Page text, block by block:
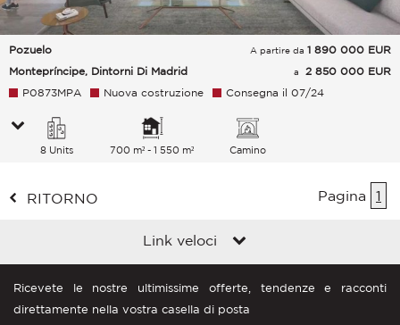
Pozuelo
Montepríncipe, Dintorni Di Madrid
A partire da 1 890 000 EUR
a
2 850 000 EUR
P0873MPA
Nuova costruzione Consegna il 07/24
8 Units 700 m² - 1 550 m² Camino
RITORNO Pagina 1
Link veloci
Ricevete le nostre ultimissime offerte, tendenze e racconti
direttamente nella vostra casella di posta